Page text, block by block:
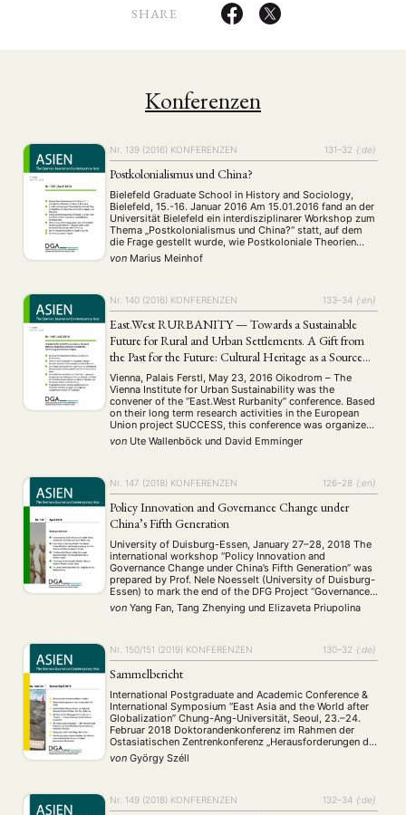
SHARE
Konferenzen
Nr. 139 (2016) KONFERENZEN 131–32 {:de}
Postkolonialismus und China?
Bielefeld Graduate School in History and Sociology,
Bielefeld, 15.-16. Januar 2016 Am 15.01.2016 fand an der
Universität Bielefeld ein interdisziplinarer Workshop zum
Thema „Postkolonialismus und China?“ statt, auf dem
die Frage gestellt wurde, wie Postkoloniale Theorien
sinnvoll fur Forschungen in und über China genutzt
werden könnten.
von Marius Meinhof
Nr. 140 (2016) KONFERENZEN 133–34 {:en}
East.West RURBANITY — Towards a Sustainable
Future for Rural and Urban Settlements. A Gift from
the Past for the Future: Cultural Heritage as a Source
for Future Scenarios
Vienna, Palais Ferstl, May 23, 2016 Oikodrom – The
Vienna Institute for Urban Sustainability was the
convener of the “East.West Rurbanity” conference. Based
on their long term research activities in the European
Union project SUCCESS, this conference was organized
in cooperation with their Chinese partners Zhengzhou
Culture Heritage Bureau, Institute of sustainable towns
von Ute Wallenböck und David Emminger
Nr. 147 (2018) KONFERENZEN 126–28 {:en}
Policy Innovation and Governance Change under
China’s Fifth Generation
University of Duisburg-Essen, January 27–28, 2018 The
international workshop “Policy Innovation and
Governance Change under China’s Fifth Generation” was
prepared by Prof. Nele Noesselt (University of Duisburg-
Essen) to mark the end of the DFG Project “Governance
in China” which was focusing on the research of
governance in China since 2011. The workshop was held
von Yang Fan, Tang Zhenying und Elizaveta Priupolina
Nr. 150/151 (2019) KONFERENZEN 130–32 {:de}
Sammelbericht
International Postgraduate and Academic Conference &
International Symposium “East Asia and the World after
Globalization” Chung-Ang-Universität, Seoul, 23.–24.
Februar 2018 Doktorandenkonferenz im Rahmen der
Ostasiatischen Zentrenkonferenz „Herausforderungen der
neuen Welt. Imaginationen der neuen Generation: 1968–
2018“ Chung-Ang-Universität, Seoul, 4.–7. Oktober 2018
von György Széll
Nr. 149 (2018) KONFERENZEN 132–34 {:de}